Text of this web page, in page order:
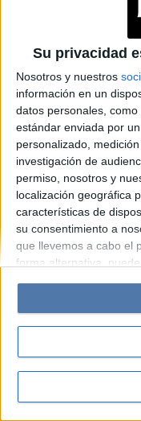
Su privacidad
Nosotros y nuestros
información en un
datos personales,
estándar enviada por
personalizado,
investigación de
permiso, nosotros y
localización geográfica
características de
su consentimiento a
que llevemos a cabo el
forma alternativa,
cambiar sus
Tenga en cuenta que
personales puede no
tiene el derecho de
sus preferencias o
Hombre
Look
Luz
© Perfil.com 2006-
Registro de